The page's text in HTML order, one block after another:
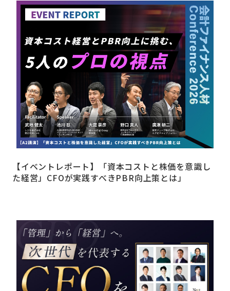
【イベントレポート】「資本コストと株価を意識し
た経営」CFOが実践すべきPBR向上策とは」